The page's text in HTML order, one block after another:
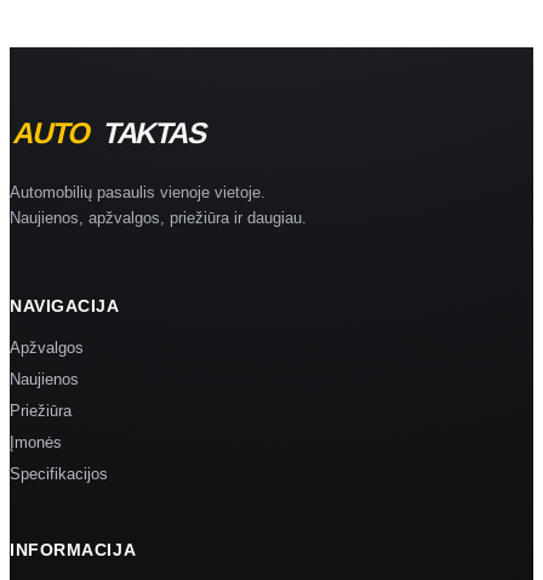
Automobilių pasaulis vienoje vietoje.
Naujienos, apžvalgos, priežiūra ir daugiau.
NAVIGACIJA
Apžvalgos
Naujienos
Priežiūra
Įmonės
Specifikacijos
INFORMACIJA